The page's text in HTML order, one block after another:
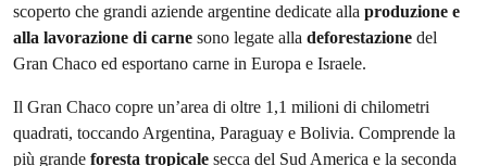
scoperto che grandi aziende argentine dedicate alla produzione e
alla lavorazione di carne sono legate alla deforestazione del
Gran Chaco ed esportano carne in Europa e Israele.
Il Gran Chaco copre un’area di oltre 1,1 milioni di chilometri
quadrati, toccando Argentina, Paraguay e Bolivia. Comprende la
più grande foresta tropicale secca del Sud America e la seconda